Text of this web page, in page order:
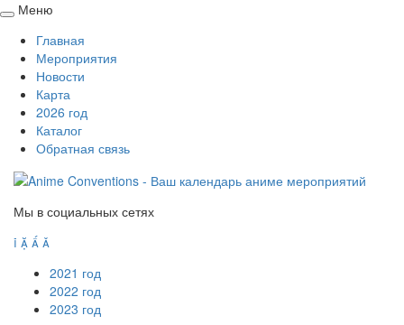
Свернуть
развернуть
Меню
Главная
Мероприятия
Новости
Карта
2026 год
Каталог
Обратная связь
Мы в социальных сетях
   
2021 год
2022 год
2023 год